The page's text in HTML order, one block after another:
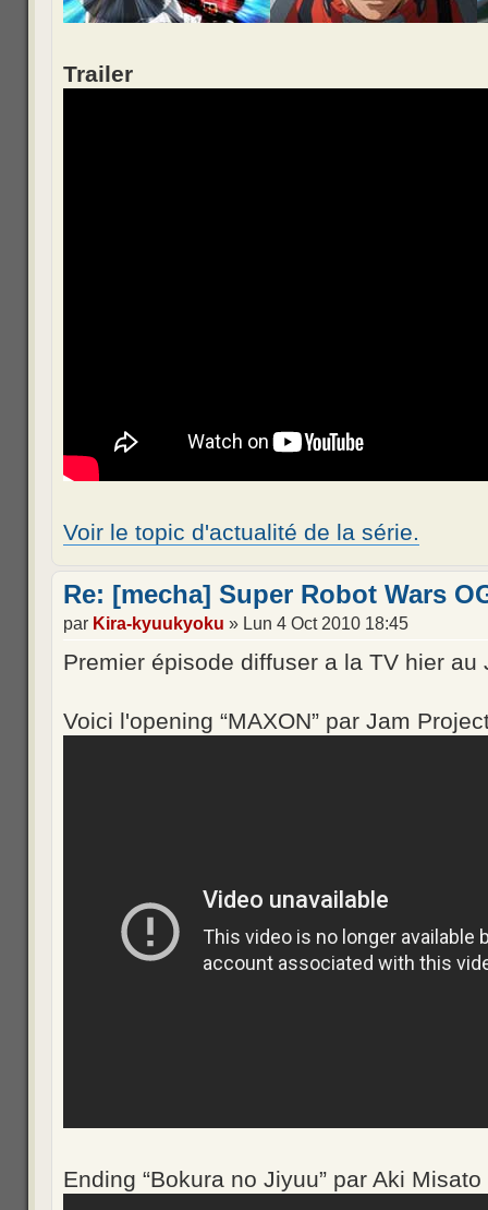
Trailer
Voir le topic d'actualité de la série.
Re: [mecha] Super Robot Wars
par Kira-kyuukyoku » Lun 4 Oct 2010 18:45
Premier épisode diffuser a la TV hier au
Voici l'opening “MAXON” par Jam
Ending “Bokura no Jiyuu” par Aki Misato